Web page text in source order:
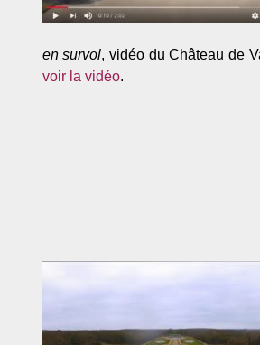
en survol, vidéo du Château de
voir la vidéo.